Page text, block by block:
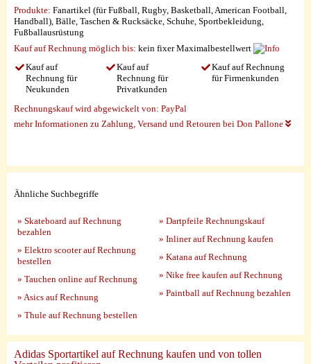
Produkte: Fanartikel (für Fußball, Rugby, Basketball, American Football,
Handball), Bälle, Taschen & Rucksäcke, Schuhe, Sportbekleidung,
Fußballausrüstung
Kauf auf Rechnung möglich bis: kein fixer Maximalbestellwert
Kauf auf
Rechnung für
Neukunden
Kauf auf
Rechnung für
Privatkunden
Kauf auf Rechnung
für Firmenkunden
Rechnungskauf wird abgewickelt von: PayPal
mehr Informationen zu Zahlung, Versand und Retouren bei Don Pallone
Ähnliche Suchbegriffe
» Skateboard auf Rechnung
bezahlen
» Elektro scooter auf Rechnung
bestellen
» Tauchen online auf Rechnung
» Asics auf Rechnung
» Thule auf Rechnung bestellen
» Dartpfeile Rechnungskauf
» Inliner auf Rechnung kaufen
» Katana auf Rechnung
» Nike free kaufen auf Rechnung
» Paintball auf Rechnung bezahlen
Adidas Sportartikel auf Rechnung kaufen und von tollen